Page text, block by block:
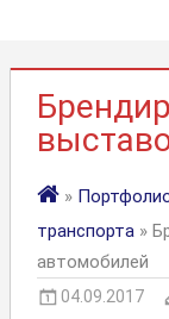
»
транспорта »
автомобилей
04.09.2017